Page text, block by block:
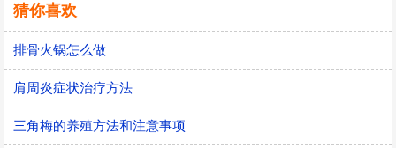
猜你喜欢
排骨火锅怎么做
肩周炎症状治疗方法
三角梅的养殖方法和注意事项